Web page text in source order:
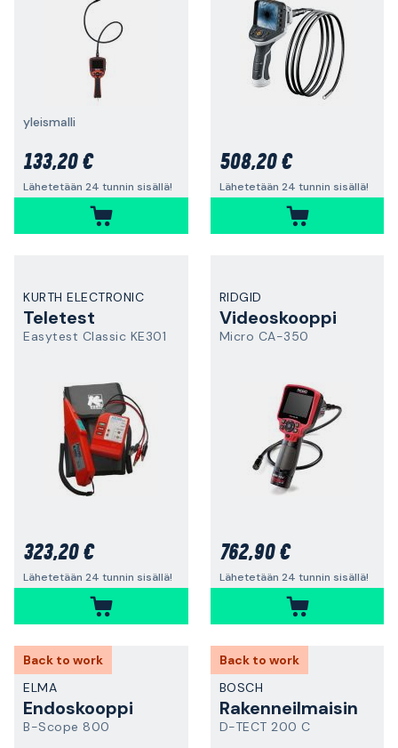
yleismalli
133,20 €
Lähetetään 24 tunnin sisällä!
508,20 €
Lähetetään 24 tunnin sisällä!
KURTH ELECTRONIC
Teletest
Easytest Classic KE301
323,20 €
Lähetetään 24 tunnin sisällä!
RIDGID
Videoskooppi
Micro CA-350
762,90 €
Lähetetään 24 tunnin sisällä!
Back to work
ELMA
Endoskooppi
B-Scope 800
Back to work
BOSCH
Rakenneilmaisin
D-TECT 200 C